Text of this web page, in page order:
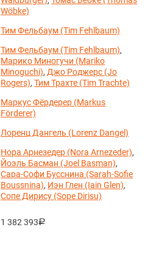
Wöbke)
Тим Фельбаум (Tim Fehlbaum)
Тим Фельбаум (Tim Fehlbaum),
Марико Миногучи (Mariko
Minoguchi), Джо Роджерс (Jo
Rogers),Тим Трахте (Tim Trachte)
Маркус Фёрдерер (Markus
Förderer)
Лоренц Дангель (Lorenz Dangel)
Нора Арнезедер (Nora Arnezeder),
Йоэль Басман (Joel Basman),
Сара-Софи Бусснина (Sarah-Sofie
Boussnina), Иэн Глен (Iain Glen),
Сопе Дирису (Sope Dirisu)
1 382 393руб.